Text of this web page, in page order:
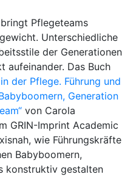
Pflegeteams
Unterschiedliche
der Generationen
aufeinander. Das Buch
der Pflege. Führung und
Generation
von Carola
GRIN-Imprint Academic
wie Führungskräfte
Babyboomern,
konstruktiv gestalten